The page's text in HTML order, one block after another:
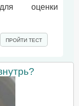
оценки
ПРОЙТИ ТЕСТ